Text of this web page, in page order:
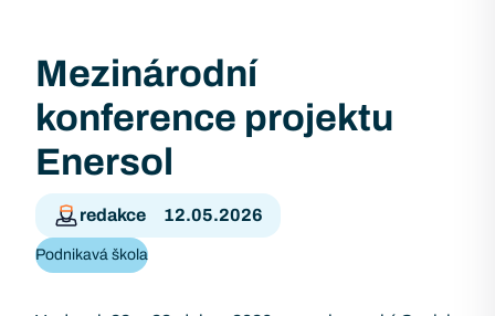
Mezinárodní
konference projektu
Enersol
redakce 12.05.2026
Podnikavá škola